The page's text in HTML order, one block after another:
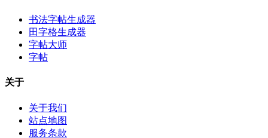
书法字帖生成器
田字格生成器
字帖大师
字帖
关于
关于我们
站点地图
服务条款